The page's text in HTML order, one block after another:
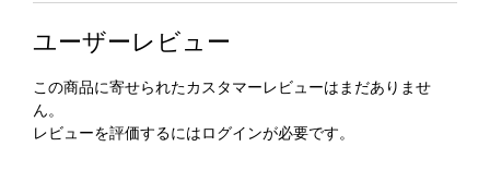
ユーザーレビュー
この商品に寄せられたカスタマーレビューはまだありませ
ん。
レビューを評価するには ログインが必要です。